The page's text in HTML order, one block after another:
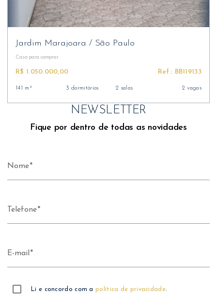
Jardim Marajoara / São Paulo
Casa para comprar
R$ 1.050.000,00 Ref.: BB119133
141 m² 3 dormitórios 2 salas 2 vagas
NEWSLETTER
Fique por dentro de todas as novidades
Nome
Telefone
E-mail
Li e concordo com apolítica de privacidade.